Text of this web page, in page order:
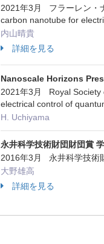
2021年3月 フラーレン・
carbon nanotube for
内山晴貴
詳細を見る
Nanoscale Horizons
2021年3月 Royal Society
electrical control of
H. Uchiyama
永井科学技術財団財団賞
2016年3月 永井科学技術
大野雄高
詳細を見る